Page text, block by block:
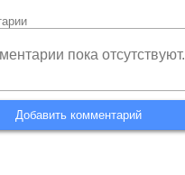
пока отсутствуют.
Добавить комментарий